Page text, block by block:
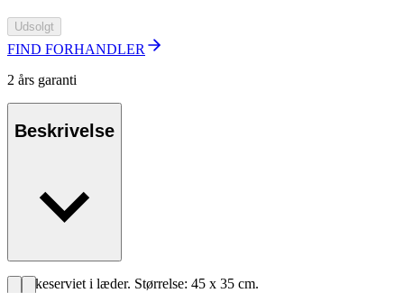
Udsolgt
FIND FORHANDLER
2 års garanti
Beskrivelse
Dækkeserviet i læder. Størrelse: 45 x 35 cm.